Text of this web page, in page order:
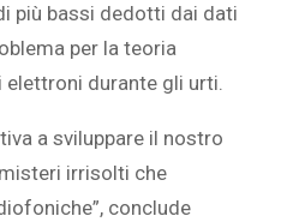
più bassi dedotti dai dati
per la teoria
elettroni durante gli urti.
a sviluppare il nostro
irrisolti che
conclude